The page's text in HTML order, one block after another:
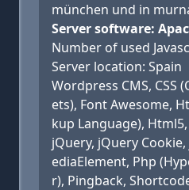
münchen und in
Server software:
Number of used
Server location: Spain
Wordpress CMS, CSS
ets), Font Awesome,
kup Language),
jQuery, jQuery
ediaElement, Php
r), Pingback,